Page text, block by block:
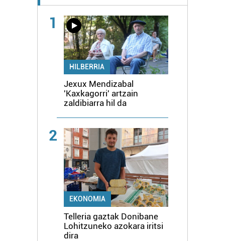
1
HILBERRIA
Jexux Mendizabal
'Kaxkagorri' artzain
zaldibiarra hil da
2
EKONOMIA
Telleria gaztak Donibane
Lohitzuneko azokara iritsi
dira